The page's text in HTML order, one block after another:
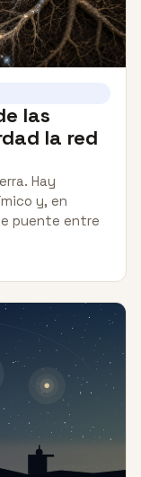
las
la red
Hay
y, en
puente entre